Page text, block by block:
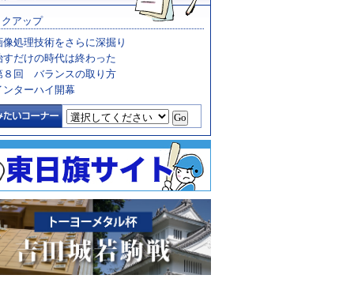
アップ
像処理技術をさらに深掘り
すだけの時代は終わった
８回 バランスの取り方
ンターハイ開幕